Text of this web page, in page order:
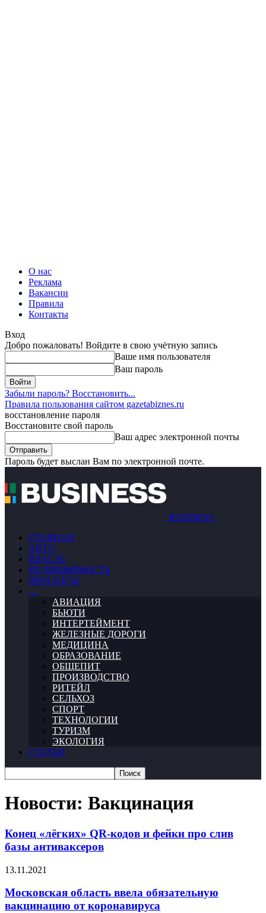
О нас
Реклама
Вакансии
Правила
Контакты
Вход
Добро пожаловать! Войдите в свою учётную запись
Ваше имя пользователя
Ваш пароль
Забыли пароль? Восстановить...
Правила пользования сайтом gazetabiznes.ru
восстановление пароля
Восстановите свой пароль
Ваш адрес электронной почты
Пароль будет выслан Вам по электронной почте.
BUSINESS
ГЛАВНАЯ
АВТО
ВЛАСТЬ
НЕДВИЖИМОСТЬ
ФИНАНСЫ
…
АВИАЦИЯ
БЬЮТИ
ИНТЕРТЕЙМЕНТ
ЖЕЛЕЗНЫЕ ДОРОГИ
МЕДИЦИНА
ОБРАЗОВАНИЕ
ОБЩЕПИТ
ПРОИЗВОДСТВО
РИТЕЙЛ
СЕЛЬХОЗ
СПОРТ
ТЕХНОЛОГИИ
ТУРИЗМ
ЭКОЛОГИЯ
СТАТЬИ
Новости: Вакцинация
Конец «лёгких» QR-кодов и фейки про слив
базы антиваксеров
13.11.2021
Московская область ввела обязательную
вакцинацию от коронавируса